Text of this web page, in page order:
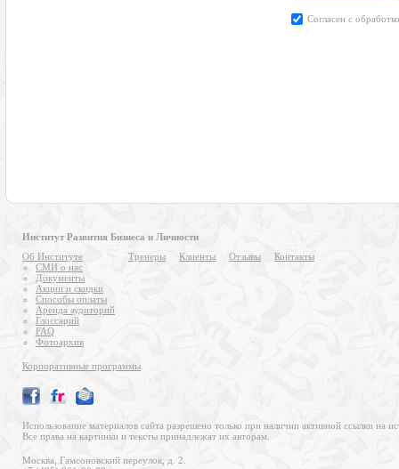
Институт Развития Бизнеса и Личности
Об Институте
СМИ о нас
Документы
Акции и скидки
Способы оплаты
Аренда аудиторий
Глоссарий
FAQ
Фотоархив
Тренеры Клиенты Отзывы Контакты
Корпоративные программы
Использование материалов сайта разрешено только при наличии активной ссылки на
Все права на картинки и тексты принадлежат их авторам.
Москва, Гамсоновский переулок, д. 2.